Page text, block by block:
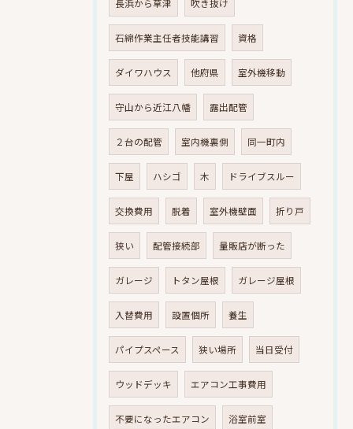
長浜から草津 吹き抜け
石綿作業主任者技能講習 資格
ダイワハウス 他府県 室外機移動
守山から近江八幡 露出配管
２台の配管 室内機裏側 同一町内
下屋 ハシゴ 木 ドライブスルー
交換費用 脱着 室外機壁面 折り戸
狭い 配管接続部 量販店が断った
ガレージ トタン屋根 ガレージ屋根
入替費用 設置個所 養生
パイプスペース 狭い場所 当日受付
ウッドデッキ エアコン工事費用
不要になったエアコン 浴室前室